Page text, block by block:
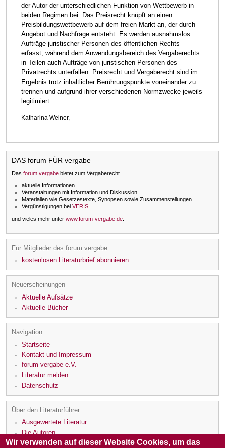
der Autor der unterschiedlichen Funktion von Wettbewerb in
beiden Regimen bei. Das Preisrecht knüpft an einen
Preisbildungswettbewerb auf dem freien Markt an, der durch
Angebot und Nachfrage entsteht. Es werden ausnahmslos
Aufträge juristischer Personen des öffentlichen Rechts
erfasst, während dem Anwendungsbereich des Vergaberechts
in Teilen auch Aufträge von juristischen Personen des
Privatrechts unterfallen. Preisrecht und Vergaberecht sind im
Ergebnis trotz inhaltlicher Berührungspunkte voneinander zu
trennen und aufgrund ihrer verschiedenen Normzwecke jeweils
legitimiert.
Katharina Weiner,
DAS forum FÜR vergabe
Das forum vergabe bietet zum Vergaberecht
aktuelle Informationen
Veranstaltungen mit Information und Diskussion
Materialien wie Gesetzestexte, Synopsen sowie Zusammenstellungen
Vergünstigungen bei VERIS
und vieles mehr unter www.forum-vergabe.de
Für Mitglieder des forum vergabe
kostenlosen Literaturbrief abonnieren
Neuerscheinungen
Aktuelle Aufsätze
Aktuelle Bücher
Navigation
Startseite
Kontakt und Impressum
forum vergabe e.V.
Literatur melden
Datenschutz
Über den Literaturführer
Ausgewertete Literatur
Die Autoren
Die Rezensenten
Wir verwenden auf dieser Website Cookies, um das